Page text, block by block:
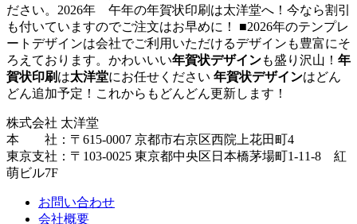
ださい。2026年 午年の年賀状印刷は太洋堂へ！今なら割引
も付いていますのでご注文はお早めに！ ■2026年のテンプレ
ートデザインは会社でご利用いただけるデザインも豊富にそ
ろえております。かわいいい年賀状デザインも盛り沢山！ 年
賀状印刷 は太洋堂にお任せください 年賀状デザインはどん
どん追加予定！これからもどんどん更新します！
株式会社 太洋堂
本 社：〒615-0007 京都市右京区西院上花田町4
東京支社：〒103-0025 東京都中央区日本橋茅場町1-11-8 紅
萌ビル7F
お問い合わせ
会社概要